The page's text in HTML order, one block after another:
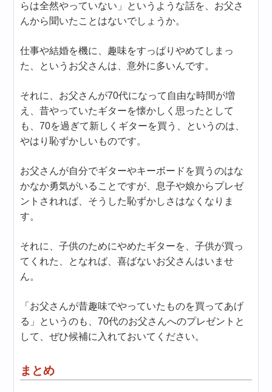
らは全然やっていない」というような話を、お父さ
んから聞いたことはないでしょうか。
仕事や結婚を機に、趣味をすっぱりやめてしまっ
た、というお父さんは、意外に多いんです。
それに、お父さんが70代になって自由な時間が増
え、昔やっていたギターを懐かしく思ったとして
も、70を過ぎて新しくギターを買う、というのは、
やはり恥ずかしいものです。
お父さんが自分でギターやキーボードを買うのはな
かなか勇気がいることですが、息子や娘からプレゼ
ントされれば、そうした恥ずかしさはなくなりま
す。
それに、子供のためにやめたギターを、子供が買っ
てくれた、となれば、喜ばないお父さんはいませ
ん。
「お父さんが昔趣味でやっていたものを買ってあげ
る」というのも、70代のお父さんへのプレゼントと
して、ぜひ候補に入れておいてください。
まとめ